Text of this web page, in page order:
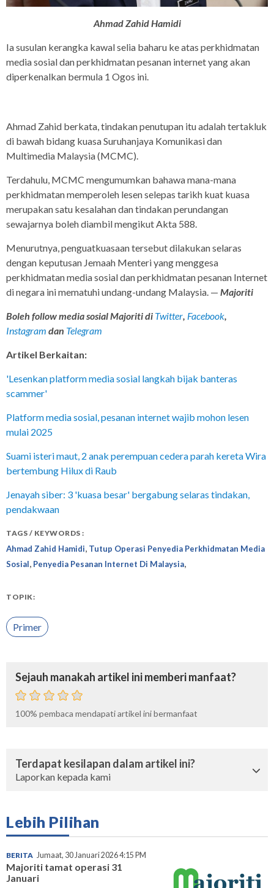
Ahmad Zahid Hamidi
Ia susulan kerangka kawal selia baharu ke atas perkhidmatan
media sosial dan perkhidmatan pesanan internet yang akan
diperkenalkan bermula 1 Ogos ini.
Ahmad Zahid berkata, tindakan penutupan itu adalah tertakluk
di bawah bidang kuasa Suruhanjaya Komunikasi dan
Multimedia Malaysia (MCMC).
Terdahulu, MCMC mengumumkan bahawa mana-mana
perkhidmatan memperoleh lesen selepas tarikh kuat kuasa
merupakan satu kesalahan dan tindakan perundangan
sewajarnya boleh diambil mengikut Akta 588.
Menurutnya, penguatkuasaan tersebut dilakukan selaras
dengan keputusan Jemaah Menteri yang menggesa
perkhidmatan media sosial dan perkhidmatan pesanan Internet
di negara ini mematuhi undang-undang Malaysia. — Majoriti
Boleh follow media sosial Majoriti di Twitter, Facebook,
Instagram dan Telegram
Artikel Berkaitan:
'Lesenkan platform media sosial langkah bijak banteras
scammer'
Platform media sosial, pesanan internet wajib mohon lesen
mulai 2025
Suami isteri maut, 2 anak perempuan cedera parah kereta Wira
bertembung Hilux di Raub
Jenayah siber: 3 'kuasa besar' bergabung selaras tindakan,
pendakwaan
TAGS / KEYWORDS :
Ahmad Zahid Hamidi, Tutup Operasi Penyedia Perkhidmatan Media
Sosial, Penyedia Pesanan Internet Di Malaysia,
TOPIK:
Primer
Sejauh manakah artikel ini memberi manfaat?
100% pembaca mendapati artikel ini bermanfaat
Terdapat kesilapan dalam artikel ini?
Laporkan kepada kami
Lebih Pilihan
BERITA Jumaat, 30 Januari 2026 4:15 PM
Majoriti tamat operasi 31
Januari